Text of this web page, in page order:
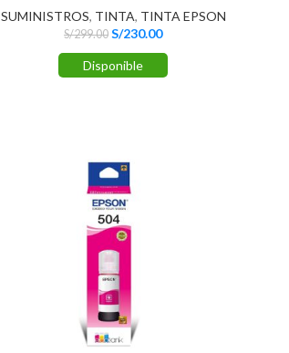
SUMINISTROS, TINTA, TINTA EPSON
S/299.00 S/230.00
Disponible